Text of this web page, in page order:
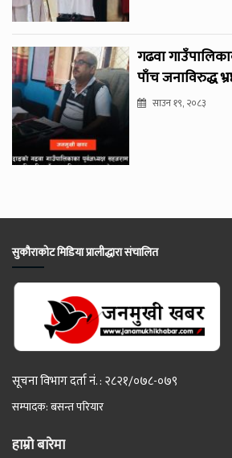
गढवा
पाँच जनाविरुद्ध
साउन १९, २०८३
सुकौराकोट मिडिया प्रालीद्धारा संचालित
सूचना विभाग दर्ता नं. : २८२१/०७८-०७९
सम्पादक: बसन्त परियार
हाम्रो बारेमा